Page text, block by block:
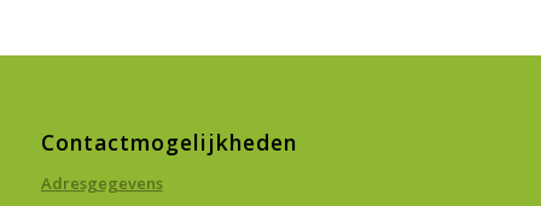
Contactmogelijkheden
Adresgegevens